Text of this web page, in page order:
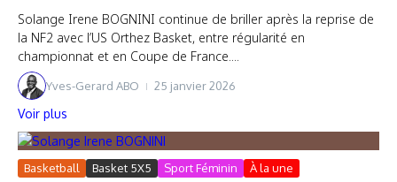
Solange Irene BOGNINI continue de briller après la reprise de
la NF2 avec l’US Orthez Basket, entre régularité en
championnat et en Coupe de France....
Yves-Gerard ABO 25 janvier 2026
Voir plus
Basketball Basket 5X5 Sport Féminin À la une